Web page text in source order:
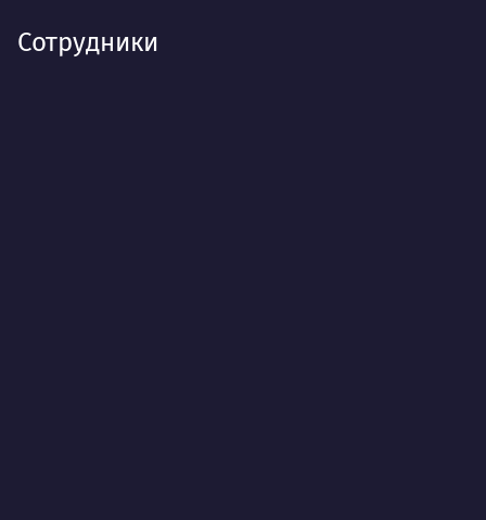
Сотрудники